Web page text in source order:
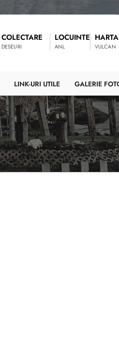
COLECTARE
DESEURI
LOCUINTE
ANL
HARTA
VULCAN
LINK-URI UTILE GALERIE